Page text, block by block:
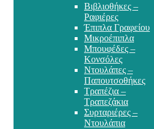
Βιβλιοθήκες –
Ραφιέρες
Έπιπλα Γραφείου
Μικροέπιπλα
Μπουφέδες –
Κονσόλες
Ντουλάπες –
Παπουτσοθήκες
Τραπέζια –
Τραπεζάκια
Συρταριέρες –
Ντουλάπια